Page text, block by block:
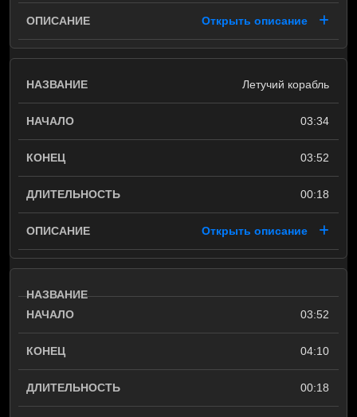
Открыть описание
Летучий корабль
03:34
03:52
00:18
Открыть описание
03:52
04:10
00:18